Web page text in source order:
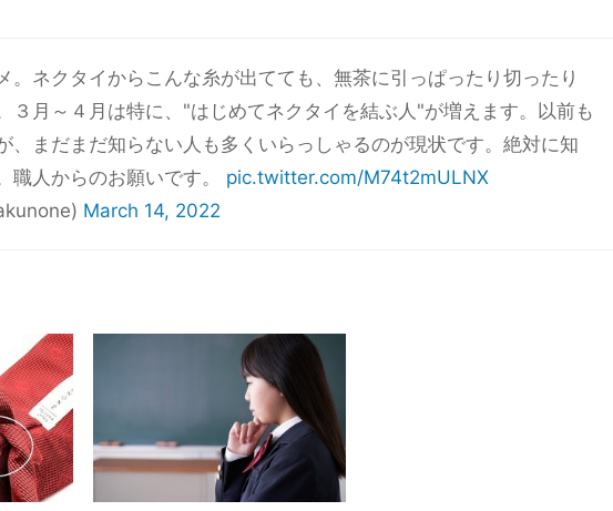
。ネクタイからこんな糸が出てても、無茶に引っぱったり切ったり
３月～４月は特に、"はじめてネクタイを結ぶ人"が増えます。以前も
、まだまだ知らない人も多くいらっしゃるのが現状です。絶対に知
職人からのお願いです。 pic.twitter.com/M74t2mULNX
March 14, 2022